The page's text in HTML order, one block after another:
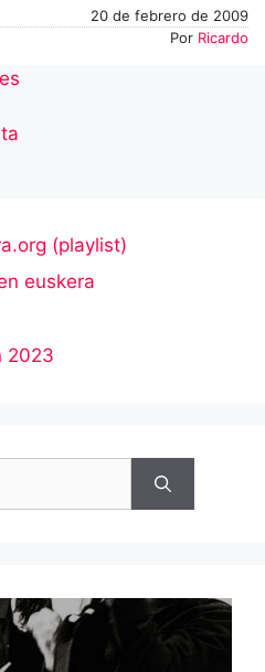
20 de febrero de 2009
Por Ricardo
(playlist)
euskera
2023